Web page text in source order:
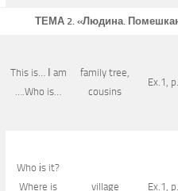
ТЕМА 2. «Людина.
This is… І am
….Who is…
family tree,
cousins
Ex.1,
Who іs it?
Where is
village Ex.1,